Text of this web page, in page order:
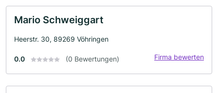
Mario Schweiggart
Heerstr. 30, 89269 Vöhringen
0.0 (0 Bewertungen) Firma bewerten